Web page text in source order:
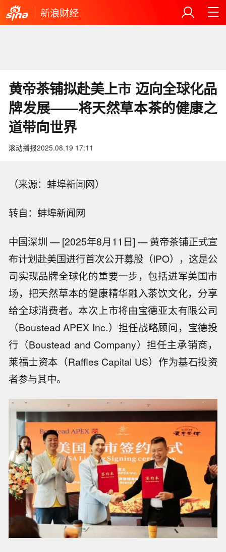
新浪财经
黄帝茶铺拟赴美上市 迈向全球化品
牌发展——将天然草本茶的健康之
道带向世界
滚动播报2025.08.19 17:11
（来源：蚌埠新闻网）
转自：蚌埠新闻网
中国深圳 — [2025年8月11日] — 黄帝茶铺正式宣
布计划赴美国进行首次公开募股（IPO），这是公
司实现品牌全球化的重要一步，包括进军美国市
场，把天然草本的健康精华融入茶饮文化，分享
给全球消费者。本次上市将由宝德亚太有限公司
（Boustead APEX Inc.）担任战略顾问，宝德投
行（Boustead and Company）担任主承销商，
莱福士资本（Raffles Capital US）作为基石投资
者参与其中。